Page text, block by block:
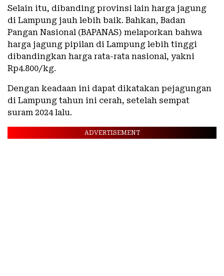
Selain itu, dibanding provinsi lain harga jagung
di Lampung jauh lebih baik. Bahkan, Badan
Pangan Nasional (BAPANAS) melaporkan bahwa
harga jagung pipilan di Lampung lebih tinggi
dibandingkan harga rata-rata nasional, yakni
Rp4.800/kg.
Dengan keadaan ini dapat dikatakan pejagungan
di Lampung tahun ini cerah, setelah sempat
suram 2024 lalu.
ADVERTISEMENT